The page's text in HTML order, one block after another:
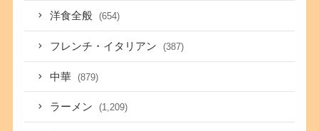
洋食全般 (654)
フレンチ・イタリアン (387)
中華 (879)
ラーメン (1,209)